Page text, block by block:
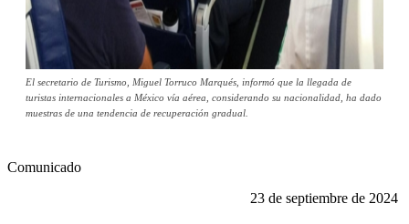
El secretario de Turismo, Miguel Torruco Marqués, informó que la llegada de
turistas internacionales a México vía aérea, considerando su nacionalidad, ha dado
muestras de una tendencia de recuperación gradual.
Comunicado
23 de septiembre de 2024